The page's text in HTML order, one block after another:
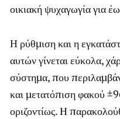
οικιακή ψυχαγωγία για
Η ρύθμιση και η
αυτών γίνεται εύκολα,
σύστημα, που
και μετατόπιση φακού
οριζοντίως. Η